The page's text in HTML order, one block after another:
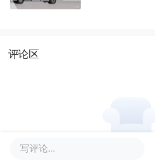
评论区
写评论...